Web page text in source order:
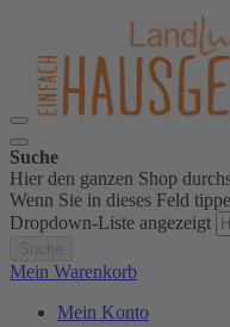
Suche
Hier den ganzen Shop
Wenn Sie in dieses Feld
Dropdown-Liste angezeigt
Mein Warenkorb
Mein Konto